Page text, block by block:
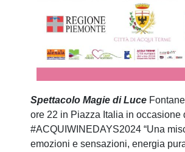
Spettacolo Magie di Luce
ore 22 in Piazza Italia in occasione
#ACQUIWINEDAYS2024 “Una
emozioni e sensazioni, energia